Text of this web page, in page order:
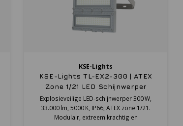
KSE-Lights
KSE-Lights TL-EX2-300 | ATEX
Zone 1/21 LED Schijnwerper
33.000 lm
Explosieveilige LED-schijnwerper 300 W,
33.000 lm, 5000 K, IP66, ATEX zone 1/21.
Modulair, extreem krachtig en